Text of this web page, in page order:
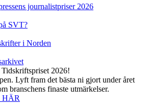
journalistpriser 2026
SVT?
i Norden
2026!
Lyft fram det bästa ni gjort under året
branschens finaste utmärkelser.